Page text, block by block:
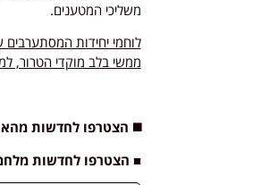
משליכי המטענים.
לוחמי יחידות המסתערבים
ממשי בלב מוקדי הטרור,
◼️ הצטרפו לחדשות
■ הצטרפו לחדשות